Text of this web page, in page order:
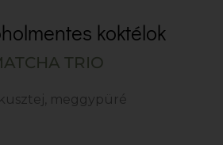
koktélok
TRIO
meggypüré